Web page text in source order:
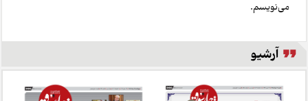
می‌نویسم.
آرشیو